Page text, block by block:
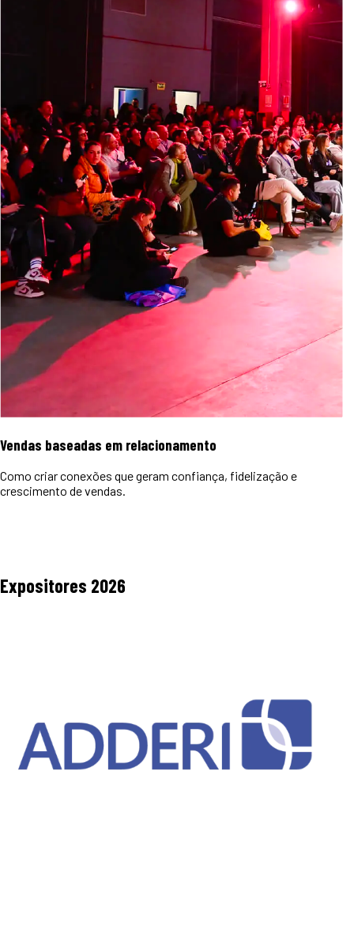
Vendas baseadas em relacionamento
Como criar conexões que geram confiança, fidelização e
crescimento de vendas.
Expositores 2026